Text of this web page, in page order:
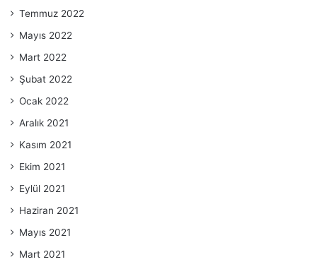
Temmuz 2022
Mayıs 2022
Mart 2022
Şubat 2022
Ocak 2022
Aralık 2021
Kasım 2021
Ekim 2021
Eylül 2021
Haziran 2021
Mayıs 2021
Mart 2021